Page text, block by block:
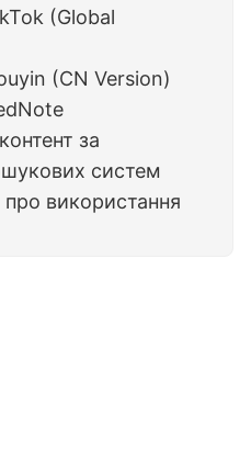
(Global
(CN Version)
за
систем
використання